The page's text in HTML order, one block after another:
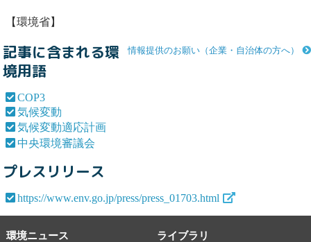
【環境省】
情報提供のお願い（企業・自治体の方へ）
記事に含まれる環
境用語
COP3
気候変動
気候変動適応計画
中央環境審議会
プレスリリース
https://www.env.go.jp/press/press_01703.html
環境ニュース ライブラリ